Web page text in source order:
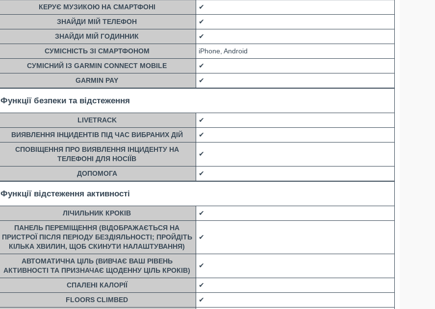
КЕРУЄ МУЗИКОЮ НА СМАРТФОНІ
✔
ЗНАЙДИ МІЙ ТЕЛЕФОН
✔
ЗНАЙДИ МІЙ ГОДИННИК
✔
СУМІСНІСТЬ ЗІ СМАРТФОНОМ
iPhone, Android
СУМІСНИЙ ІЗ GARMIN CONNECT MOBILE
✔
GARMIN PAY
✔
Функції безпеки та відстеження
LIVETRACK
✔
ВИЯВЛЕННЯ ІНЦИДЕНТІВ ПІД ЧАС ВИБРАНИХ ДІЙ
✔
СПОВІЩЕННЯ ПРО ВИЯВЛЕННЯ ІНЦИДЕНТУ НА
ТЕЛЕФОНІ ДЛЯ НОСІЇВ
✔
ДОПОМОГА ✔
Функції відстеження активності
ЛІЧИЛЬНИК КРОКІВ
✔
ПАНЕЛЬ ПЕРЕМІЩЕННЯ (ВІДОБРАЖАЄТЬСЯ НА
ПРИСТРОЇ ПІСЛЯ ПЕРІОДУ БЕЗДІЯЛЬНОСТІ; ПРОЙДІТЬ
КІЛЬКА ХВИЛИН, ЩОБ СКИНУТИ НАЛАШТУВАННЯ)
✔
АВТОМАТИЧНА ЦІЛЬ (ВИВЧАЄ ВАШ РІВЕНЬ
АКТИВНОСТІ ТА ПРИЗНАЧАЄ ЩОДЕННУ ЦІЛЬ КРОКІВ)
✔
СПАЛЕНІ КАЛОРІЇ
✔
FLOORS CLIMBED
✔